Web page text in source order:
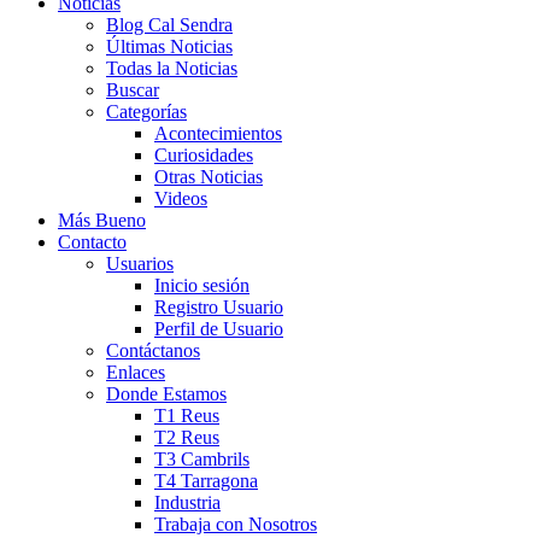
Blog Cal Sendra
Últimas Noticias
Todas la Noticias
Buscar
Categorías
Acontecimientos
Curiosidades
Otras Noticias
Videos
Más Bueno
Contacto
Usuarios
Inicio sesión
Registro Usuario
Perfil de Usuario
Contáctanos
Enlaces
Donde Estamos
T1 Reus
T2 Reus
T3 Cambrils
T4 Tarragona
Industria
Trabaja con Nosotros